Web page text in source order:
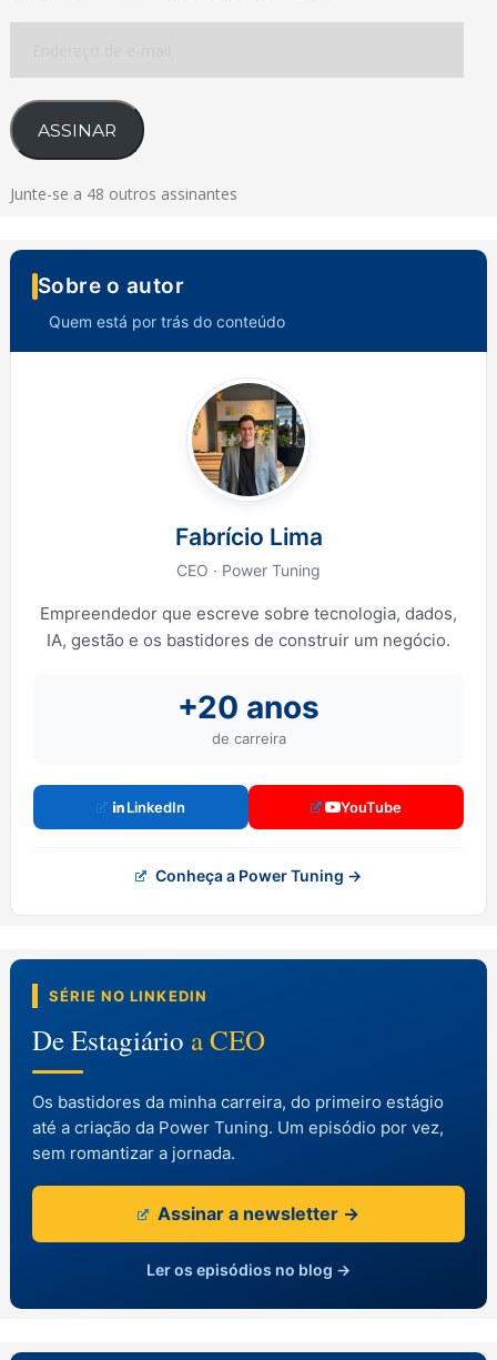
e-
mail
ASSINAR
Junte-se a 48 outros assinantes
Sobre o autor
Quem está por trás do conteúdo
Fabrício Lima
CEO · Power Tuning
Empreendedor que escreve sobre tecnologia, dados,
IA, gestão e os bastidores de construir um negócio.
+20 anos
de carreira
LinkedIn YouTube
Conheça a Power Tuning →
SÉRIE NO LINKEDIN
De Estagiário a CEO
Os bastidores da minha carreira, do primeiro estágio
até a criação da Power Tuning. Um episódio por vez,
sem romantizar a jornada.
Assinar a newsletter →
Ler os episódios no blog →